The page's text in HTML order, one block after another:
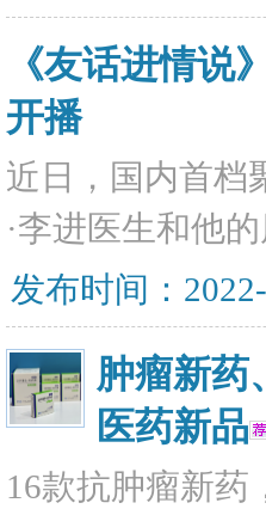
《友话进情说
开播
近日，国内首档
·李进医生和他
发布时间：
肿瘤新
医药新品
16款抗肿瘤新药